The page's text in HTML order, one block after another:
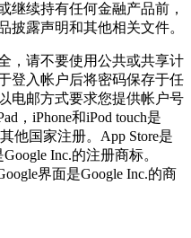
继续持有任何金融产品前，
披露声明和其他相关文件。
，请不要使用公共或共享计
登入帐户后将密码保存于任
电邮方式要求您提供帐户号
，iPhone和iPod touch是
他国家注册。App Store是
Inc.的注册商标。
界面是Google Inc.的商